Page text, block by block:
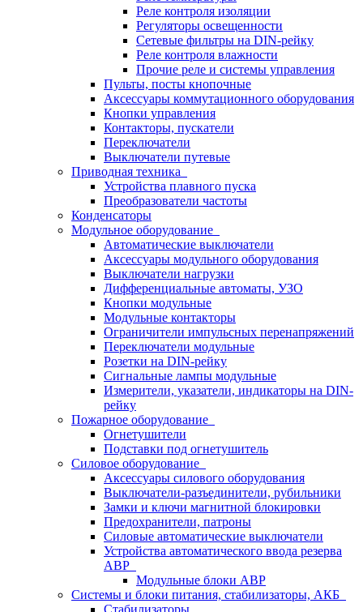
Реле контроля изоляции
Регуляторы освещенности
Сетевые фильтры на DIN-рейку
Реле контроля влажности
Прочие реле и системы управления
Пульты, посты кнопочные
Аксессуары коммутационного оборудования
Кнопки управления
Контакторы, пускатели
Переключатели
Выключатели путевые
Приводная техника
Устройства плавного пуска
Преобразователи частоты
Конденсаторы
Модульное оборудование
Автоматические выключатели
Аксессуары модульного оборудования
Выключатели нагрузки
Дифференциальные автоматы, УЗО
Кнопки модульные
Модульные контакторы
Ограничители импульсных перенапряжений
Переключатели модульные
Розетки на DIN-рейку
Сигнальные лампы модульные
Измерители, указатели, индикаторы на DIN-
рейку
Пожарное оборудование
Огнетушители
Подставки под огнетушитель
Силовое оборудование
Аксессуары силового оборудования
Выключатели-разъединители, рубильники
Замки и ключи магнитной блокировки
Предохранители, патроны
Силовые автоматические выключатели
Устройства автоматического ввода резерва
АВР
Модульные блоки АВР
Системы и блоки питания, стабилизаторы, АКБ
Стабилизаторы